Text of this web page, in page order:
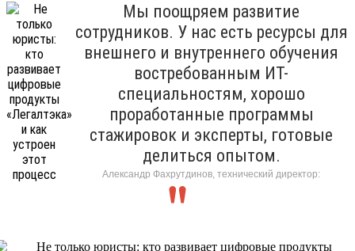
Мы поощряем развитие
сотрудников. У нас есть ресурсы для
внешнего и внутреннего обучения
востребованным ИТ-
специальностям, хорошо
проработанные программы
стажировок и эксперты, готовые
делиться опытом.
Александр Фахрутдинов, технический директор: